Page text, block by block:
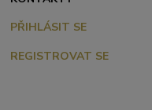
PŘIHLÁSIT SE
REGISTROVAT SE